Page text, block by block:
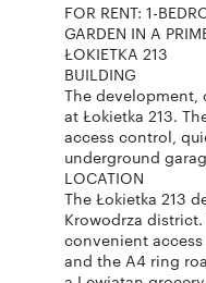
FOR RENT: 1-
GARDEN IN A
ŁOKIETKA 213
BUILDING
The development,
at Łokietka 213.
access control,
underground
LOCATION
The Łokietka 213
Krowodrza
convenient
and the A4 ring